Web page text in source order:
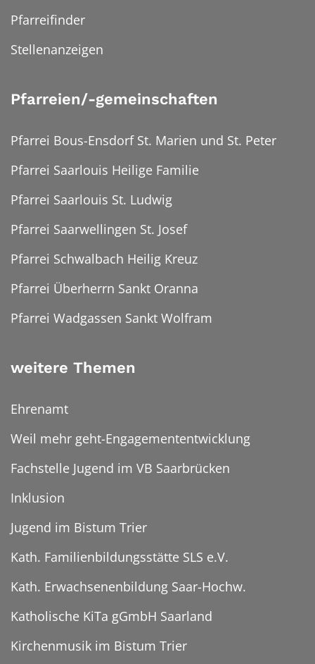
Pfarreifinder
Stellenanzeigen
Pfarreien/-gemeinschaften
Pfarrei Bous-Ensdorf St. Marien und St. Peter
Pfarrei Saarlouis Heilige Familie
Pfarrei Saarlouis St. Ludwig
Pfarrei Saarwellingen St. Josef
Pfarrei Schwalbach Heilig Kreuz
Pfarrei Überherrn Sankt Oranna
Pfarrei Wadgassen Sankt Wolfram
weitere Themen
Ehrenamt
Weil mehr geht-Engagemententwicklung
Fachstelle Jugend im VB Saarbrücken
Inklusion
Jugend im Bistum Trier
Kath. Familienbildungsstätte SLS e.V.
Kath. Erwachsenenbildung Saar-Hochw.
Katholische KiTa gGmbH Saarland
Kirchenmusik im Bistum Trier